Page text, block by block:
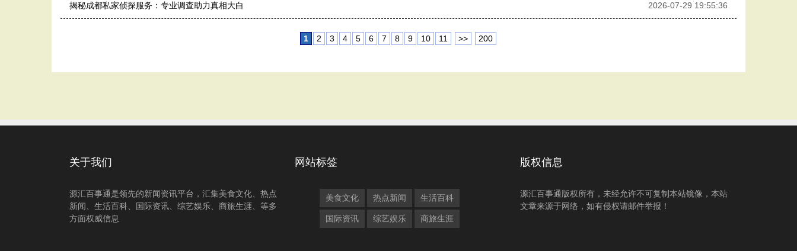
揭秘成都私家侦探服务：专业调查助力真相大白 2026-07-29 19:55:36
1 2 3 4 5 6 7 8 9 10 11 >> 200
关于我们
源汇百事通是领先的新闻资讯平台，汇集美食文化、热点
新闻、生活百科、国际资讯、综艺娱乐、商旅生涯、等多
方面权威信息
网站标签
美食文化 热点新闻 生活百科
国际资讯 综艺娱乐 商旅生涯
版权信息
源汇百事通版权所有，未经允许不可复制本站镜像，本站
文章来源于网络，如有侵权请邮件举报！